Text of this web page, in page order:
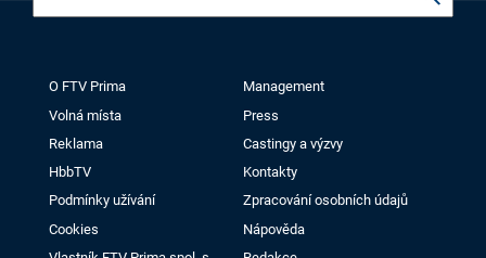
O FTV Prima
Management
Volná místa
Press
Reklama
Castingy a výzvy
HbbTV
Kontakty
Podmínky užívání
Zpracování osobních údajů
Cookies
Nápověda